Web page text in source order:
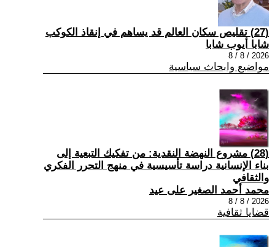
(27) تقليص سكان العالم قد يساهم في إنقاذ الكوكب
شابا أيوب شابا
2026 / 8 / 8
مواضيع وابحاث سياسية
(28) مشروع النهضة النقدية: من تفكيك التبعية إلى
بناء الإنسانية دراسة تأسيسية في منهج التحرر الفكري
والثقافي
محمد أحمد الصغير على عيد
2026 / 8 / 8
قضايا ثقافية